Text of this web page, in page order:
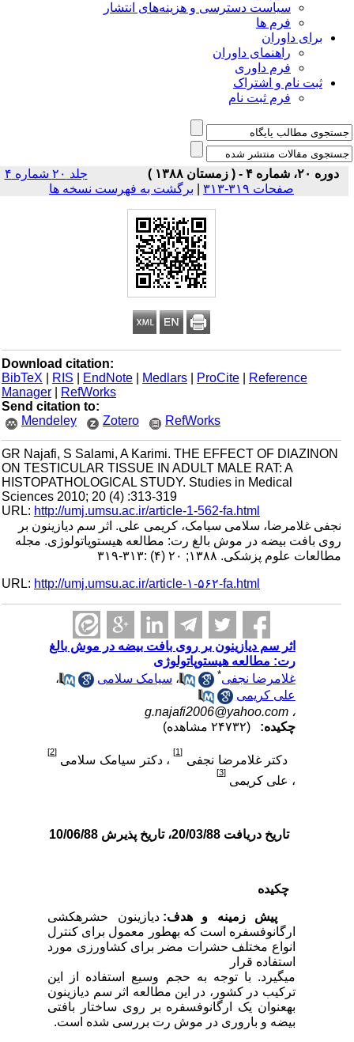
سیاست دسترسی و هزینه‌های انتشار
فرم ها
برای داوران
راهنمای داوران
فرم داوری
ثبت نام و اشتراک
فرم ثبت نام
دوره ۲۰، شماره ۴ - ( زمستان ۱۳۸۸ )
جلد ۲۰ شماره ۴
صفحات ۳۱۹-۳۱۳
| برگشت به فهرست نسخه ها
Download citation:
BibTeX
| RIS |EndNote |Medlars |ProCite |Reference
Manager
|RefWorks
Send citation to:
Mendeley
Zotero RefWorks
GR Najafi, S Salami, A Karimi. THE EFFECT OF DIAZINON
ON TESTICULAR TISSUE IN ADULT MALE RAT: A
HISTOPATHOLOGICAL STUDY. Studies in Medical
Sciences 2010; 20 (4) :313-319
URL:http://umj.umsu.ac.ir/article-1-562-fa.html
نجفی غلامرضا، سلامی سیامک، کریمی علی. اثر سم دیازینون بر
روی بافت بیضه در موش بالغ رت: مطالعه هیستوپاتولوژی. مجله
مطالعات علوم پزشکی. ۱۳۸۸; ۲۰ (۴) :۳۱۳-۳۱۹
URL:http://umj.umsu.ac.ir/article-۱-۵۶۲-fa.html
اثر سم دیازینون بر روی بافت بیضه در موش بالغ
رت: مطالعه هیستوپاتولوژی
غلامرضا نجفی
،سیامک سلامی
،
علی کریمی
g.najafi2006@yahoo.com
چکیده:
دکتر غلامرضا نجفی ، دکتر سیامک سلامی
، علی کریمی
تاریخ دریافت 20/03/88، تاریخ پذیرش 10/06/88
چکیده
پیش زمینه و هدف:دیازینون حشره­کشی
ارگانوفسفره است که به­طور معمول برای کنترل
انواع مختلف حشرات مضر برای کشاورزی مورد
استفاده قرار
می­گیرد. با توجه به حجم وسیع استفاده از این
ترکیب در کشور، در این مطالعه اثر سم دیازینون
به­عنوان یک ارگانوفسفره بر روی ساختار بافتی
بیضه و باروری در موش رت بررسی شده است.